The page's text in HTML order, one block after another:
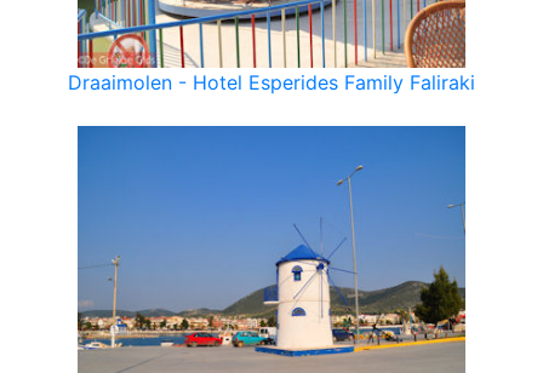
Draaimolen - Hotel Esperides Family Faliraki